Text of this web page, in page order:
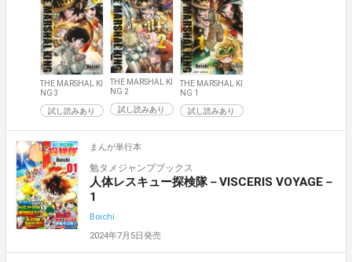
THE MARSHAL KI
NG 3
試し読みあり
THE MARSHAL KI
NG 2
試し読みあり
THE MARSHAL KI
NG 1
試し読みあり
まんが単行本
勉タメジャンプブックス
人体レスキュー探検隊－VISCERIS VOYAGE－
1
Boichi
2024年7月5日発売